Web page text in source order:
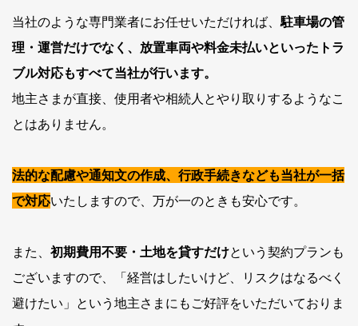
当社のような専門業者にお任せいただければ、 駐車場の管
理・運営だけでなく、放置車両や料金未払いといったトラ
ブル対応もすべて当社が行います。
地主さまが直接、使用者や相続人とやり取りするようなこ
とはありません。
法的な配慮や通知文の作成、行政手続きなども当社が一括
で対応いたしますので、万が一のときも安心です。
また、 初期費用不要・土地を貸すだけという契約プランも
ございますので、「経営はしたいけど、リスクはなるべく
避けたい」という地主さまにもご好評をいただいておりま